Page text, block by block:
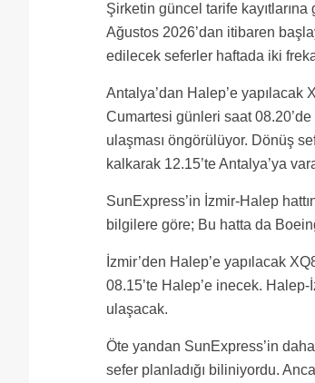
Şirketin güncel tarife
Ağustos 2026’dan itibaren
edilecek seferler haftada iki
Antalya’dan Halep’e yapılacak
Cumartesi günleri saat
ulaşması öngörülüyor. Dönüş
kalkarak 12.15’te Antalya’ya
SunExpress’in İzmir-Halep
bilgilere göre; Bu hatta da
İzmir’den Halep’e yapılacak
08.15’te Halep’e inecek.
ulaşacak.
Öte yandan SunExpress’in
sefer planladığı biliniyordu.